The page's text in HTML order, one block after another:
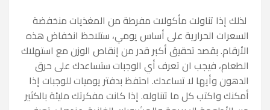
لذلك إذا تناولت مأكولات مفرطة من المغذيات منخفضة
السعرات الحرارية على أساس يومي، ستلاحظ انخفاض هذه
الأرقام. بقصد تحقيق أكبر قدر من إنقاص الوزن مع استهلاك
الطعام، فيجب ان تعرف أي الوجبات ستساعدك على حرق
الدهون وأيها لا تساعدك. احتفظ بدفتر يوميات للوجبات إذا
أمكنك واكتب كل ما تتناوله. إذا كانت مفكرتك مليئة بالكثير